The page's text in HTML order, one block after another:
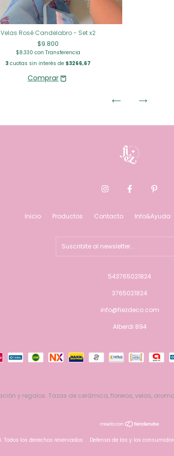
Velas Rosé Candelabro - Set x2
$9.800
$8.330 con Transferencia
3cuotas sin interés de $3266,67
Inicio Productos Contacto Info&Ayuda
543765021824
3765021824
info@fiezdeco.com
Alberdi 894
y regalos. Tazas de cerámica, floreros, velas,
Todos los derechos reservados. Defensa de las y los